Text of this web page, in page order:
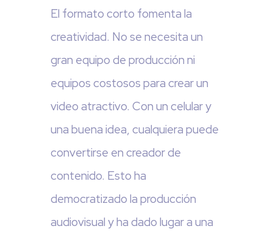
El formato corto fomenta la
creatividad. No se necesita un
gran equipo de producción ni
equipos costosos para crear un
video atractivo. Con un celular y
una buena idea, cualquiera puede
convertirse en creador de
contenido. Esto ha
democratizado la producción
audiovisual y ha dado lugar a una